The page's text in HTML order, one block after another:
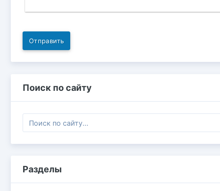
Отправить
Поиск по сайту
Разделы